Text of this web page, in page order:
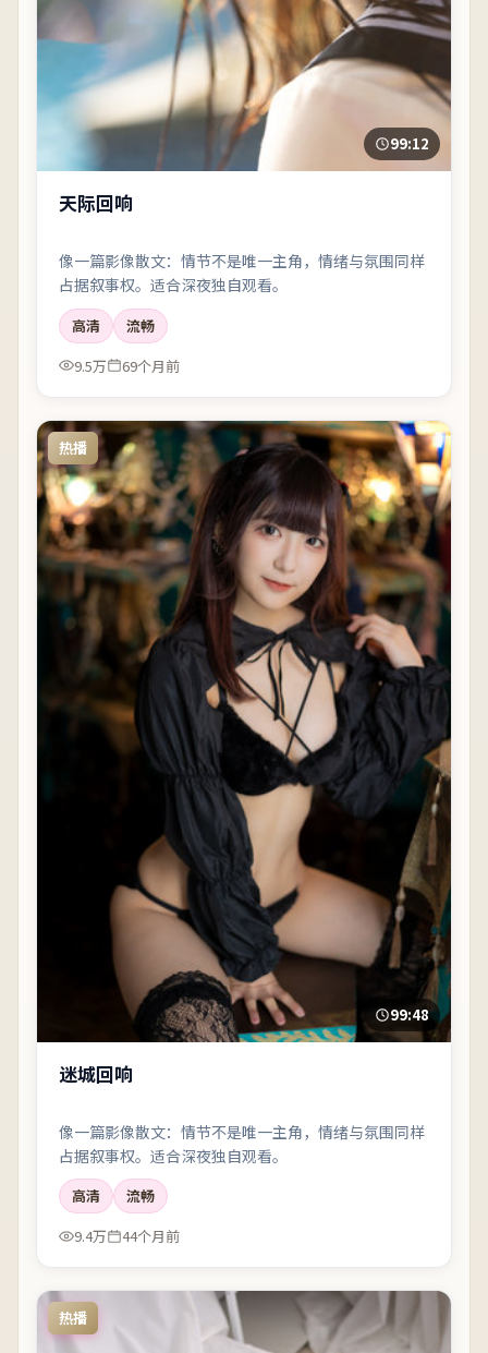
99:12
天际回响
像一篇影像散文：情节不是唯一主角，情绪与氛围同样
占据叙事权。适合深夜独自观看。
高清
流畅
9.5万
69个月前
热播
99:48
迷城回响
像一篇影像散文：情节不是唯一主角，情绪与氛围同样
占据叙事权。适合深夜独自观看。
高清
流畅
9.4万
44个月前
热播